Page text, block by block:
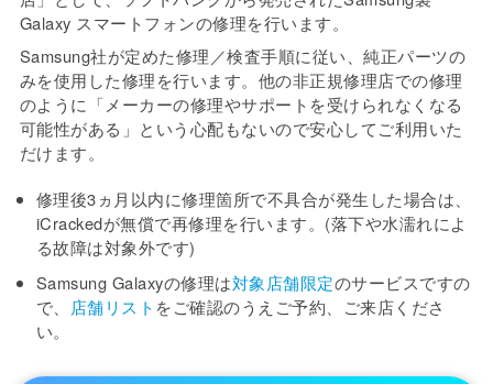
Galaxy スマートフォンの修理を行います。
Samsung社が定めた修理／検査手順に従い、純正パーツの
みを使用した修理を行います。他の非正規修理店での修理
のように「メーカーの修理やサポートを受けられなくなる
可能性がある」という心配もないので安心してご利用いた
だけます。
修理後3ヵ月以内に修理箇所で不具合が発生した場合は、
iCrackedが無償で再修理を行います。 (落下や水濡れによ
る故障は対象外です)
Samsung Galaxyの修理は対象店舗限定のサービスですの
で、 店舗リスト をご確認のうえご予約、ご来店くださ
い。